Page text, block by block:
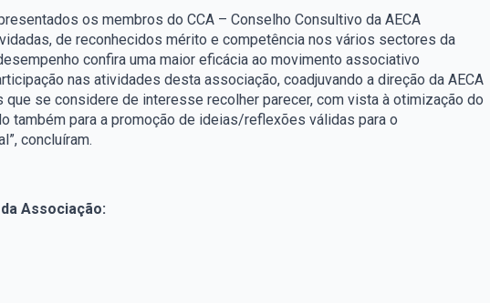
os membros do CCA – Conselho Consultivo da AECA
de reconhecidos mérito e competência nos vários sectores da
confira uma maior eficácia ao movimento associativo
nas atividades desta associação, coadjuvando a direção da AECA
se considere de interesse recolher parecer, com vista à otimização do
também para a promoção de ideias/reflexões válidas para o
concluíram.
Associação: